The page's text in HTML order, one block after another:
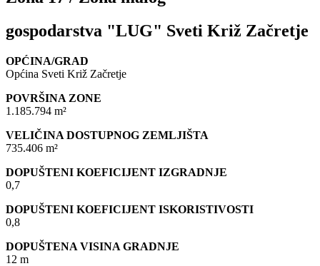
gospodarstva "LUG" Sveti Križ Začretje
OPĆINA/GRAD
Općina Sveti Križ Začretje
POVRŠINA ZONE
1.185.794 m²
VELIČINA DOSTUPNOG ZEMLJIŠTA
735.406 m²
DOPUŠTENI KOEFICIJENT IZGRADNJE
0,7
DOPUŠTENI KOEFICIJENT ISKORISTIVOSTI
0,8
DOPUŠTENA VISINA GRADNJE
12 m